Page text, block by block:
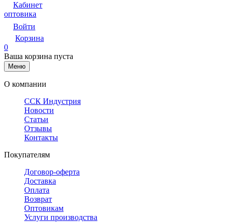
Кабинет
оптовика
Войти
Корзина
0
Ваша корзина пуста
Меню
О компании
ССК Индустрия
Новости
Статьи
Отзывы
Контакты
Покупателям
Договор-оферта
Доставка
Оплата
Возврат
Оптовикам
Услуги производства